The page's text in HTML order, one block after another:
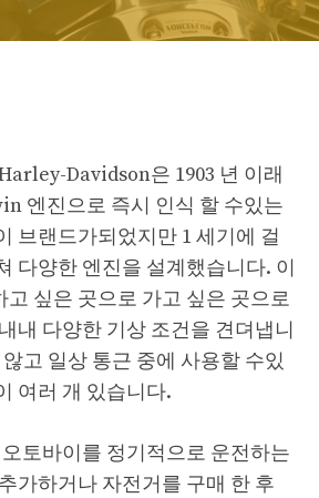
Davidson은 1903 년 이래
엔진으로 즉시 인식 할 수있는
브랜드가되었지만 1 세기에 걸
다양한 엔진을 설계했습니다. 이
싶은 곳으로 가고 싶은 곳으로
내 다양한 ​​기상 조건을 견뎌냅니
고 일상 통근 중에 사용할 수있
여러 개 있습니다.
토바이를 정기적으로 운전하는
가하거나 자전거를 구매 한 후